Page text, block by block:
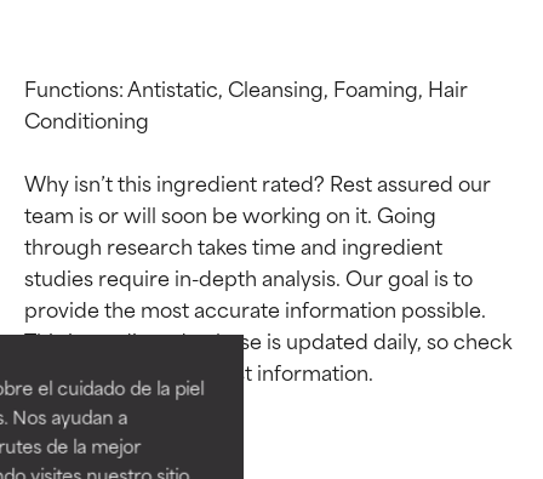
el cuidado de la piel
Nos ayudan a
de la mejor
Functions: Antistatic, Cleansing, Foaming, Hair
Conditioning
Why isn’t this ingredient rated? Rest assured our
team is or will soon be working on it. Going
through research takes time and ingredient
studies require in-depth analysis. Our goal is to
provide the most accurate information possible.
This ingredient database is updated daily, so check
Calificaciones de
ingredientes
EXCELENTE
Ingrediente sobresaliente con
beneficios reales para la piel. Su
Calificaciones de
ingredientes
EXCELENTE
Ingrediente sobresaliente con
beneficios reales para la piel. Su